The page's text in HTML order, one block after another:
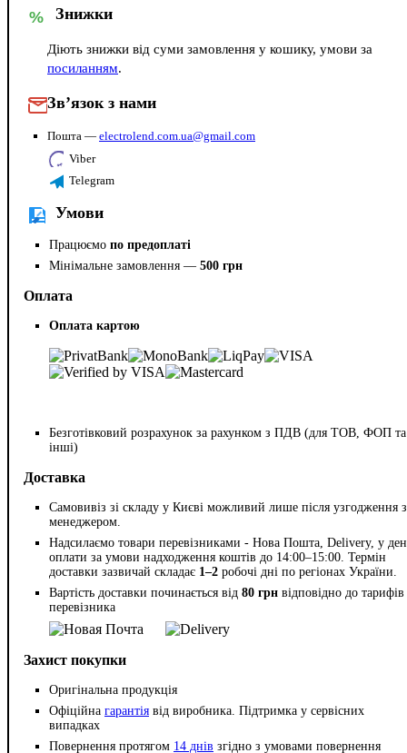
% Знижки
Діють знижки від суми замовлення у кошику, умови за
посиланням.
Зв’язок з нами
Пошта — electrolend.com.ua@gmail.com
Viber
Telegram
Умови
Працюємо по предоплаті
Мінімальне замовлення — 500 грн
Оплата
Оплата картою
Безготівковий розрахунок за рахунком з ПДВ (для ТОВ, ФОП та
інші)
Доставка
Самовивіз зі складу у Києві можливий лише після узгодження з
менеджером.
Надсилаємо товари перевізниками - Нова Пошта, Delivery, у
оплати за умови надходження коштів до 14:00–15:00. Термін
доставки зазвичай складає 1–2 робочі дні по регіонах України.
Вартість доставки починається від 80 грн відповідно до тарифів
перевізника
Захист покупки
Оригінальна продукція
Офіційна гарантія від виробника. Підтримка у сервісних
випадках
Повернення протягом 14 днів згідно з умовами повернення